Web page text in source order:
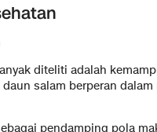
diteliti adalah
salam berperan
pendamping pola